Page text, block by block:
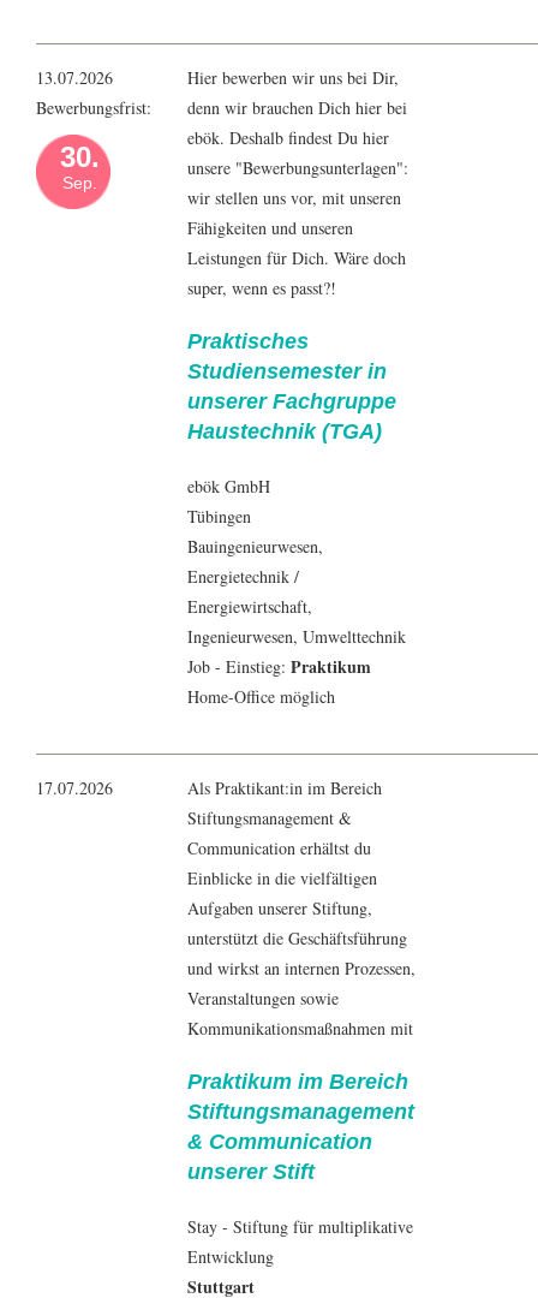
13.07.2026
Bewerbungsfrist:
30.
Sep.
Hier bewerben wir uns bei Dir,
denn wir brauchen Dich hier bei
ebök. Deshalb findest Du hier
unsere "Bewerbungsunterlagen":
wir stellen uns vor, mit unseren
Fähigkeiten und unseren
Leistungen für Dich. Wäre doch
super, wenn es passt?!
Praktisches
Studiensemester in
unserer Fachgruppe
Haustechnik (TGA)
ebök GmbH
Tübingen
Bauingenieurwesen,
Energietechnik /
Energiewirtschaft,
Ingenieurwesen, Umwelttechnik
Job - Einstieg: Praktikum
Home-Office möglich
17.07.2026
Als Praktikant:in im Bereich
Stiftungsmanagement &
Communication erhältst du
Einblicke in die vielfältigen
Aufgaben unserer Stiftung,
unterstützt die Geschäftsführung
und wirkst an internen Prozessen,
Veranstaltungen sowie
Kommunikationsmaßnahmen mit
Praktikum im Bereich
Stiftungsmanagement
& Communication
unserer Stift
Stay - Stiftung für multiplikative
Entwicklung
Stuttgart